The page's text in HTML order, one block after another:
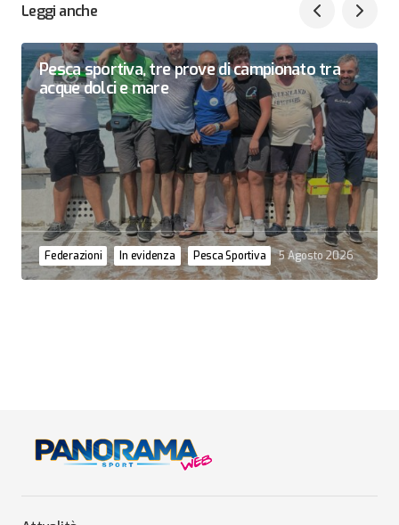
Leggi anche
Pesca sportiva, tre prove di campionato tra
acque dolci e mare
Federazioni In evidenza Pesca Sportiva 5 Agosto 2026